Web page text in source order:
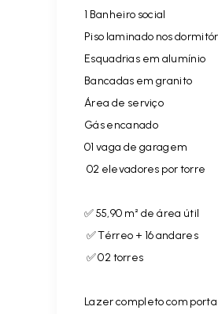
1 Banheiro social
Piso laminado nos
Esquadrias em alumínio
Bancadas em granito
Área de serviço
Gás encanado
01 vaga de garagem
02 elevadores por torre
✅ 55,90 m² de área útil
✅ Térreo + 16 andares
✅ 02 torres
Lazer completo com